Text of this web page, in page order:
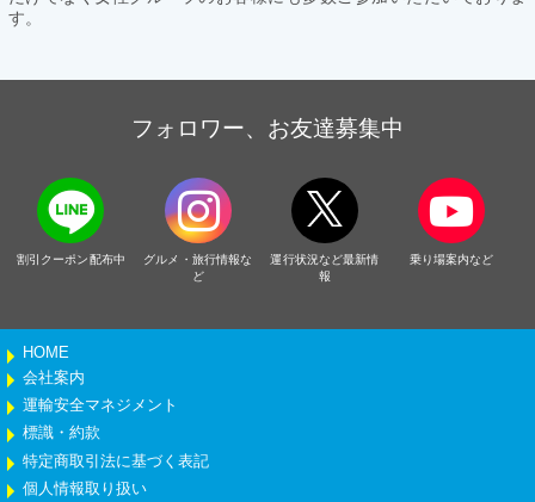
す。
フォロワー、お友達募集中
割引クーポン配布中
グルメ・旅行情報な
ど
運行状況など最新情
報
乗り場案内など
HOME
会社案内
運輸安全マネジメント
標識・約款
特定商取引法に基づく表記
個人情報取り扱い